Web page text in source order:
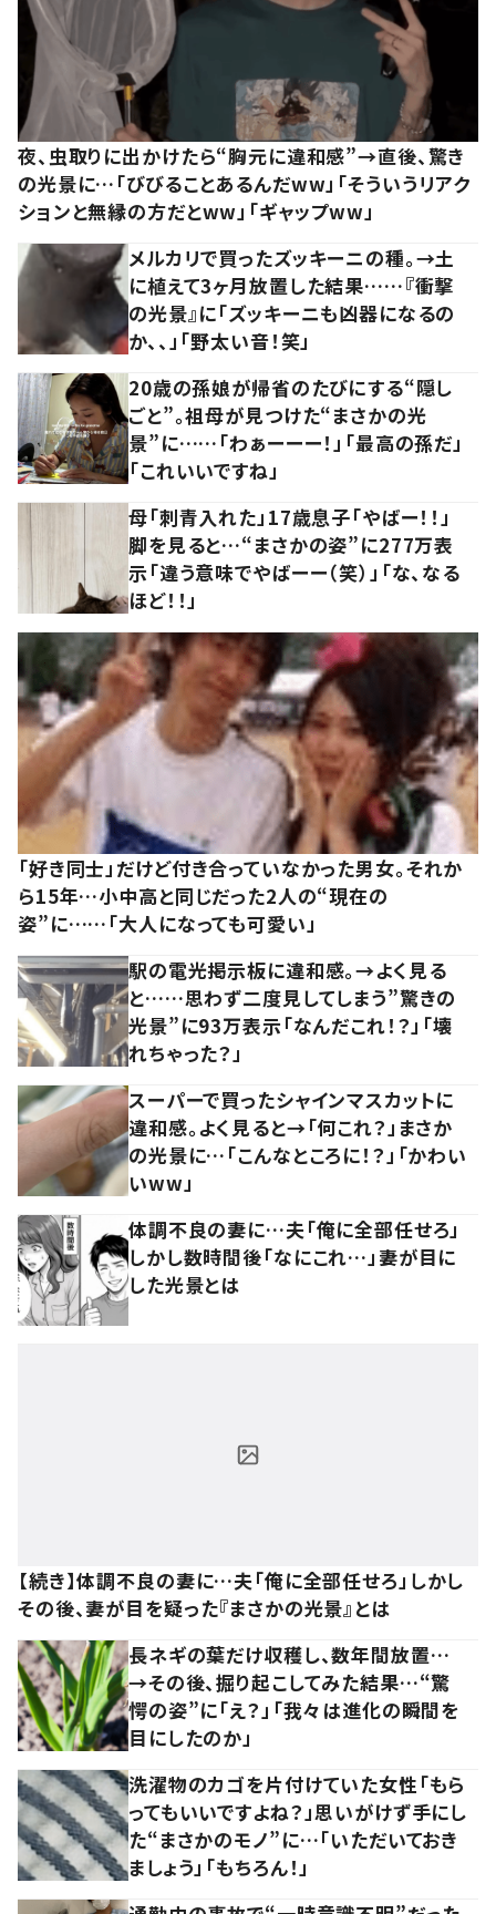
夜、虫取りに出かけたら“胸元に違和感”→直後、驚き
の光景に…「びびることあるんだww」「そういうリアク
ションと無縁の方だとww」「ギャップww」
メルカリで買ったズッキーニの種。→土
に植えて3ヶ月放置した結果……『衝撃
の光景』に「ズッキーニも凶器になるの
か、、」「野太い音！笑」
20歳の孫娘が帰省のたびにする“隠し
ごと”。祖母が見つけた“まさかの光
景”に……「わぁーーー！」「最高の孫だ」
「これいいですね」
母「刺青入れた」17歳息子「やばー！！」
脚を見ると…“まさかの姿”に277万表
示「違う意味でやばーー（笑）」「な、なる
ほど！！」
「好き同士」だけど付き合っていなかった男女。それか
ら15年…小中高と同じだった2人の“現在の
姿”に……「大人になっても可愛い」
駅の電光掲示板に違和感。→よく見る
と……思わず二度見してしまう”驚きの
光景”に93万表示「なんだこれ！？」「壊
れちゃった？」
スーパーで買ったシャインマスカットに
違和感。よく見ると→「何これ？」まさか
の光景に…「こんなところに！？」「かわい
いww」
体調不良の妻に…夫「俺に全部任せろ」
しかし数時間後「なにこれ…」妻が目に
した光景とは
【続き】体調不良の妻に…夫「俺に全部任せろ」しかし
その後、妻が目を疑った『まさかの光景』とは
長ネギの葉だけ収穫し、数年間放置…
→その後、掘り起こしてみた結果…“驚
愕の姿”に「え？」「我々は進化の瞬間を
目にしたのか」
洗濯物のカゴを片付けていた女性「もら
ってもいいですよね？」思いがけず手にし
た“まさかのモノ”に…「いただいておき
ましょう」「もちろん！」